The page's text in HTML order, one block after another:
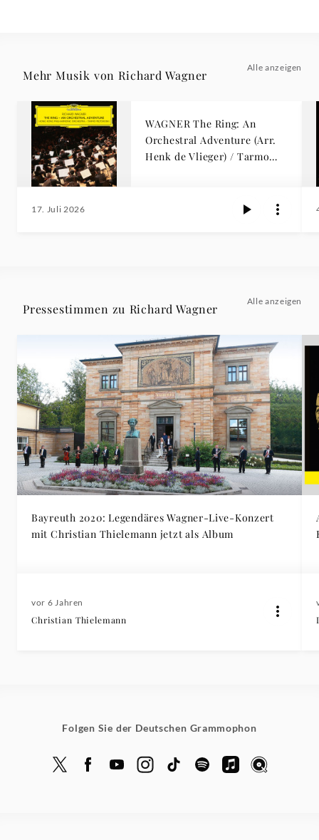
Mehr Musik von Richard Wagner
Alle anzeigen
WAGNER The Ring: An
Orchestral Adventure (Arr.
Henk de Vlieger) / Tarmo
17. Juli 2026
Pressestimmen zu Richard Wagner
Alle anzeigen
Bayreuth 2020: Legendäres Wagner-Live-Konzert
mit Christian Thielemann jetzt als Album
vor 6 Jahren
Christian Thielemann
Folgen Sie der Deutschen Grammophon